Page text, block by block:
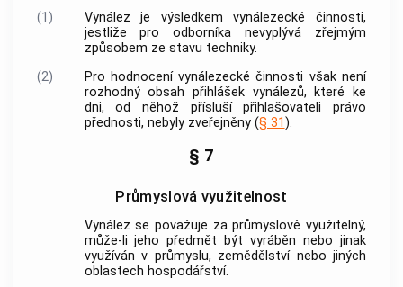
(1)
Vynález je výsledkem vynálezecké činnosti,
jestliže pro odborníka nevyplývá zřejmým
způsobem ze stavu techniky.
(2)
Pro hodnocení vynálezecké činnosti však není
rozhodný obsah přihlášek vynálezů, které ke
dni, od něhož přísluší přihlašovateli právo
přednosti, nebyly zveřejněny (§ 31).
§ 7
Průmyslová využitelnost
Vynález se považuje za průmyslově využitelný,
může-li jeho předmět být vyráběn nebo jinak
využíván v průmyslu, zemědělství nebo jiných
oblastech hospodářství.